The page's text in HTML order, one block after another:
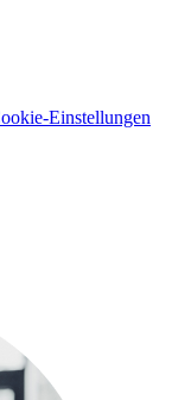
Einstellungen